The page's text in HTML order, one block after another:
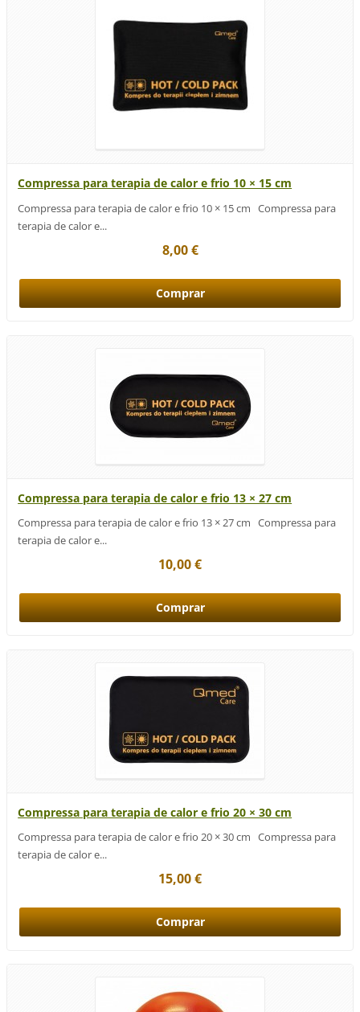
Compressa para terapia de calor e frio 10 × 15 cm
Compressa para terapia de calor e frio 10 × 15 cm Compressa para
terapia de calor e...
8,00 €
Compressa para terapia de calor e frio 13 × 27 cm
Compressa para terapia de calor e frio 13 × 27 cm Compressa para
terapia de calor e...
10,00 €
Compressa para terapia de calor e frio 20 × 30 cm
Compressa para terapia de calor e frio 20 × 30 cm Compressa para
terapia de calor e...
15,00 €